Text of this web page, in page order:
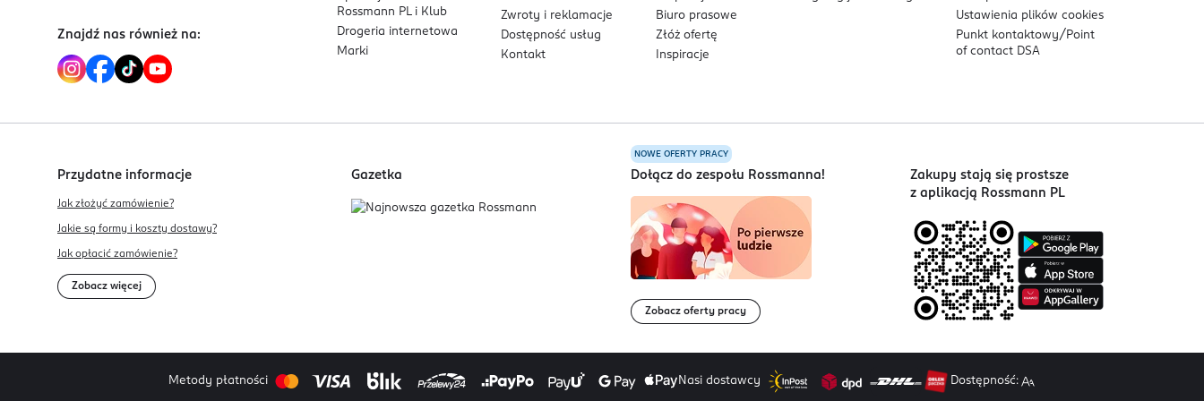
Znajdź nas również na:
Rossmann PL i Klub
Drogeria internetowa
Marki
Zwroty i reklamacje
Dostępność usług
Kontakt
Biuro prasowe
Złóż ofertę
Inspiracje
Ustawienia plikówcookies
Punkt kontaktowy/ Point
of contact DSA
Przydatne informacje
Jak złożyć zamówienie?
Jakie są formy i koszty dostawy?
Jak opłacić zamówienie?
Zobacz więcej
Gazetka
NOWE OFERTY PRACY
Dołącz do zespołu Rossmanna!
Zobacz oferty pracy
Zakupy stają się prostsze
z aplikacją Rossmann PL
Metody płatności Nasi dostawcy Dostępność: